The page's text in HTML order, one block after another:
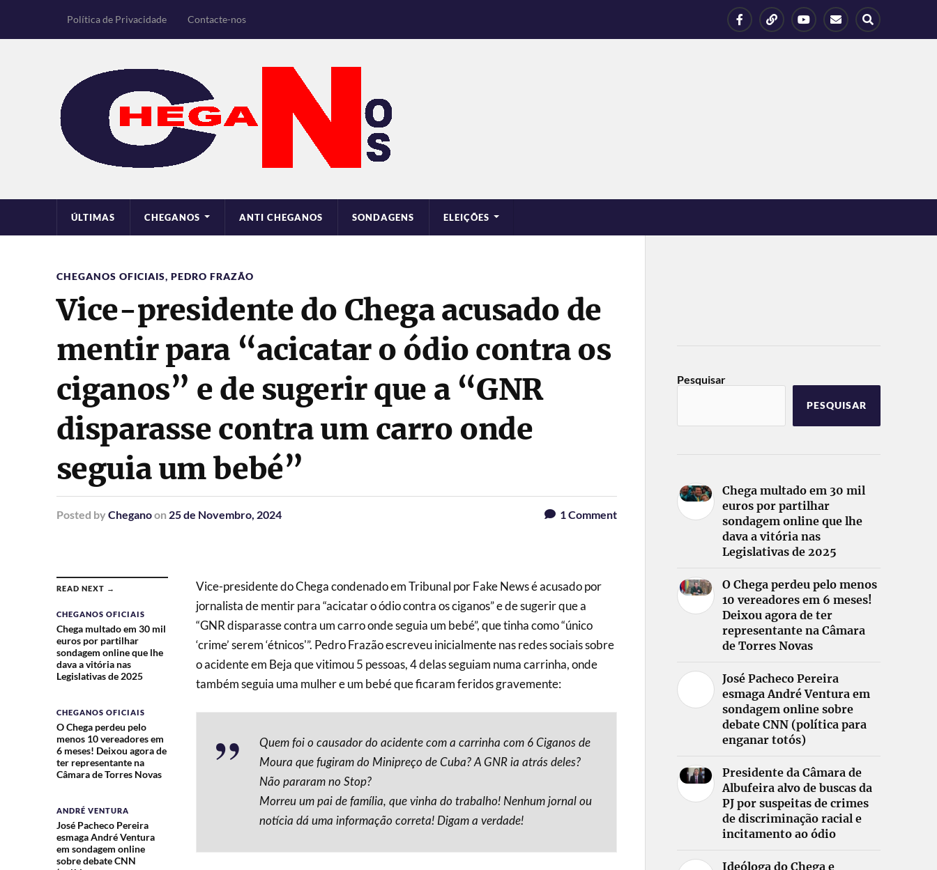
Política de Privacidade Contacte-nos
ÚLTIMAS CHEGANOS ANTI CHEGANOS SONDAGENS ELEIÇÕES
CHEGANOS OFICIAIS, PEDRO FRAZÃO
Vice-presidente do Chega acusado de
mentir para “acicatar o ódio contra os
ciganos” e de sugerir que a “GNR
disparasse contra um carro onde
seguia um bebé”
Posted by Cheganoon 25 de Novembro, 2024 1Comment
READ NEXT →
CHEGANOS OFICIAIS
Chega multado em 30 mil
euros por partilhar
sondagem online que lhe
dava a vitória nas
Legislativas de 2025
CHEGANOS OFICIAIS
O Chega perdeu pelo
menos 10 vereadores em
6 meses! Deixou agora de
ter representante na
Câmara de Torres Novas
ANDRÉ VENTURA
José Pacheco Pereira
esmaga André Ventura
em sondagem online
sobre debate CNN
Vice-presidente do Chega condenado em Tribunal por Fake News é acusado por
jornalista de mentir para “acicatar o ódio contra os ciganos” e de sugerir que a
“GNR disparasse contra um carro onde seguia um bebé”, que tinha como “único
‘crime’ serem ‘étnicos'”. Pedro Frazão escreveu inicialmente nas redes sociais sobre
o acidente em Beja que vitimou 5 pessoas, 4 delas seguiam numa carrinha, onde
também seguia uma mulher e um bebé que ficaram feridos gravemente:
Quem foi o causador do acidente com a carrinha com 6 Ciganos de
Moura que fugiram do Minipreço de Cuba? A GNR ia atrás deles?
Não pararam no Stop?
Morreu um pai de família, que vinha do trabalho! Nenhum jornal ou
notícia dá uma informação correta! Digam a verdade!
Pesquisar
PESQUISAR
Chega multado em 30 mil
euros por partilhar
sondagem online que lhe
dava a vitória nas
Legislativas de 2025
O Chega perdeu pelo menos
10 vereadores em 6 meses!
Deixou agora de ter
representante na Câmara
de Torres Novas
José Pacheco Pereira
esmaga André Ventura em
sondagem online sobre
debate CNN (política para
enganar totós)
Presidente da Câmara de
Albufeira alvo de buscas da
PJ por suspeitas de crimes
de discriminação racial e
incitamento ao ódio
Ideóloga do Chega e